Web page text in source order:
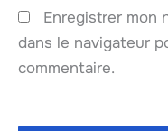
Enregistrer mon
dans le navigateur
commentaire.